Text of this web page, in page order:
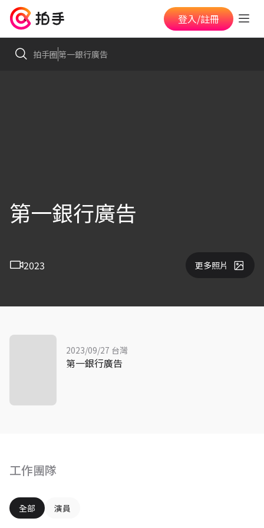
登入/註冊
拍手圈第一銀行廣告
第一銀行廣告
2023 更多照片
工作團隊
全部 演員
2023/09/27 台灣
第一銀行廣告